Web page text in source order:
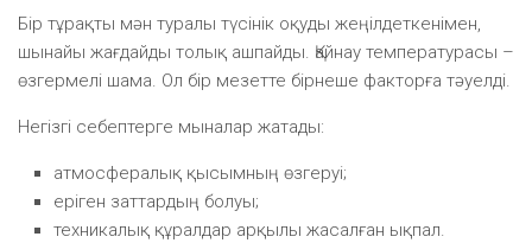
Бір тұрақты мән туралы түсінік оқуды жеңілдеткенімен,
шынайы жағдайды толық ашпайды. Қайнау температурасы –
өзгермелі шама. Ол бір мезетте бірнеше факторға тәуелді.
Негізгі себептерге мыналар жатады:
атмосфералық қысымның өзгеруі;
еріген заттардың болуы;
техникалық құралдар арқылы жасалған ықпал.